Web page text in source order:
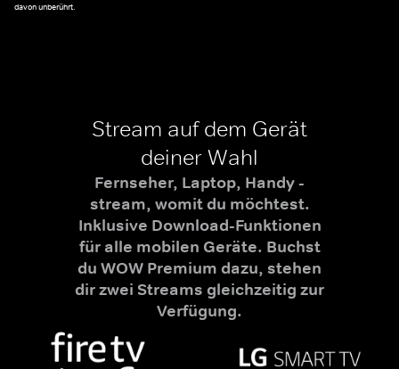
davon unberührt.
Stream auf dem Gerät
deiner Wahl
Fernseher, Laptop, Handy -
stream, womit du möchtest.
Inklusive Download-Funktionen
für alle mobilen Geräte. Buchst
du WOW Premium dazu, stehen
dir zwei Streams gleichzeitig zur
Verfügung.